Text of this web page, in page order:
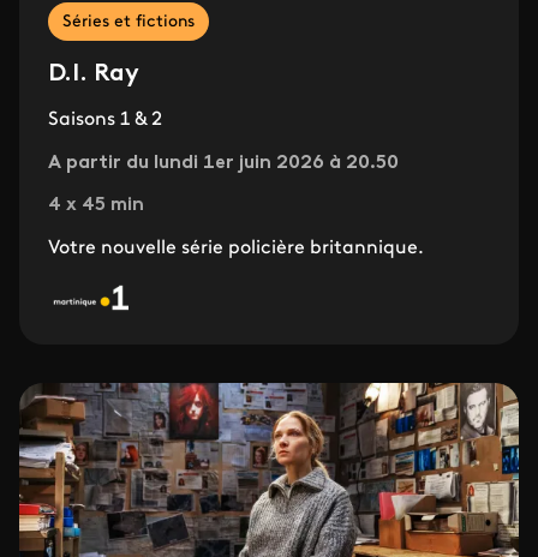
Séries et fictions
D.I. Ray
Saisons 1 & 2
A partir du lundi 1er juin 2026 à 20.50
4 x 45 min
Votre nouvelle série policière britannique.